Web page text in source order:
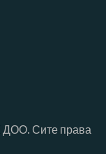
Сите права